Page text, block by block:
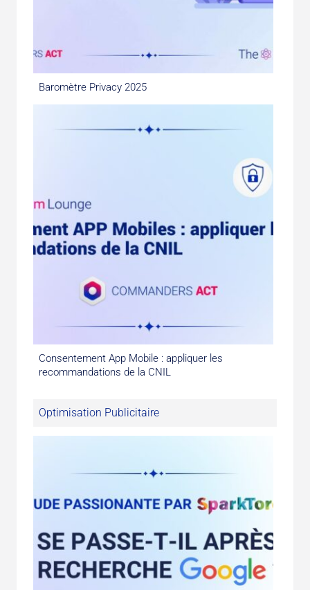
Baromètre Privacy 2025
Consentement App Mobile : appliquer les
recommandations de la CNIL
Optimisation Publicitaire